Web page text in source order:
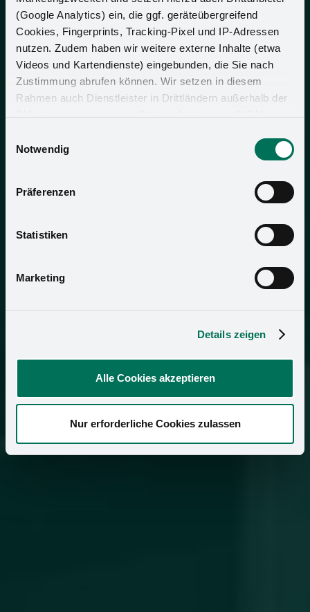
(Google Analytics) ein, die ggf. geräteübergreifend
Cookies, Fingerprints, Tracking-Pixel und IP-Adressen
nutzen. Zudem haben wir weitere externe Inhalte (etwa
Videos und Kartendienste) eingebunden, die Sie nach
Zustimmung abrufen können. Wir setzen in diesem
Rahmen auch Dienstleister in Drittländern außerhalb der
EU ohne angemessenes Datenschutzniveau (USA) ein,
zu Sicherheits- und Überwachungszwecken zugreifen,
Rechtsmittel einlegen können. Mit Ihrer Einstellung
willigen Sie in die oben beschriebenen Vorgänge ein. Sie
widerrufen. Mehr Informationen finden Sie in unserer
Impressum.
Notwendig
Präferenzen
Statistiken
Marketing
Details zeigen
Alle Cookies akzeptieren
Nur erforderliche Cookies zulassen